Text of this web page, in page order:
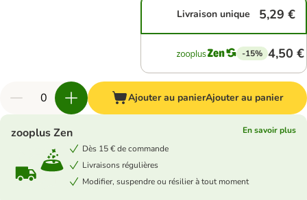
Livraison unique 5,29 €
-15% 4,50 €
Ajouter au panierAjouter au panier
zooplus Zen
En savoir plus
Dès 15 € de commande
Livraisons régulières
Modifier, suspendre ou résilier à tout moment